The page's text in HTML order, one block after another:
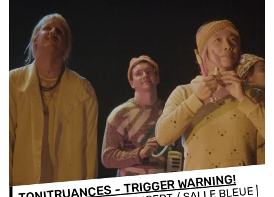
TONITRUANCES - TRIGGER WARNING!